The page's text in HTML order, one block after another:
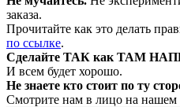
заказа.
Прочитайте как это делать
по ссылке.
Сделайте ТАК как ТАМ
И всем будет хорошо.
Не знаете кто стоит по ту
Смотрите нам в лицо на нашем